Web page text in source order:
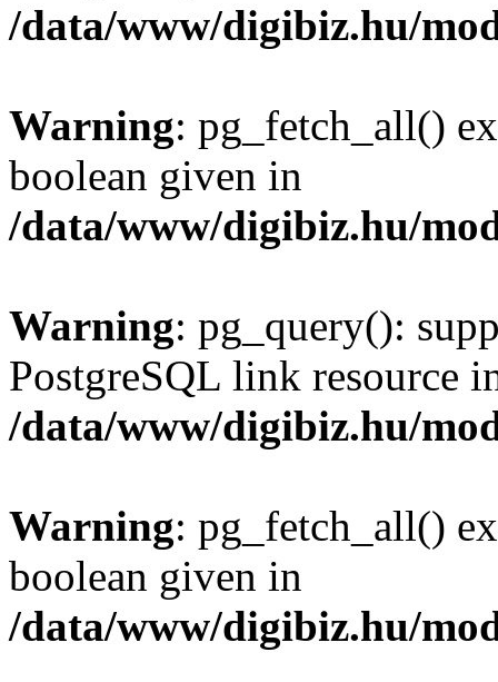
/data/www/digibiz.hu/
Warning: pg_fetch_all()
boolean given in
/data/www/digibiz.hu/
Warning: pg_query():
PostgreSQL link resource
/data/www/digibiz.hu/
Warning: pg_fetch_all()
boolean given in
/data/www/digibiz.hu/